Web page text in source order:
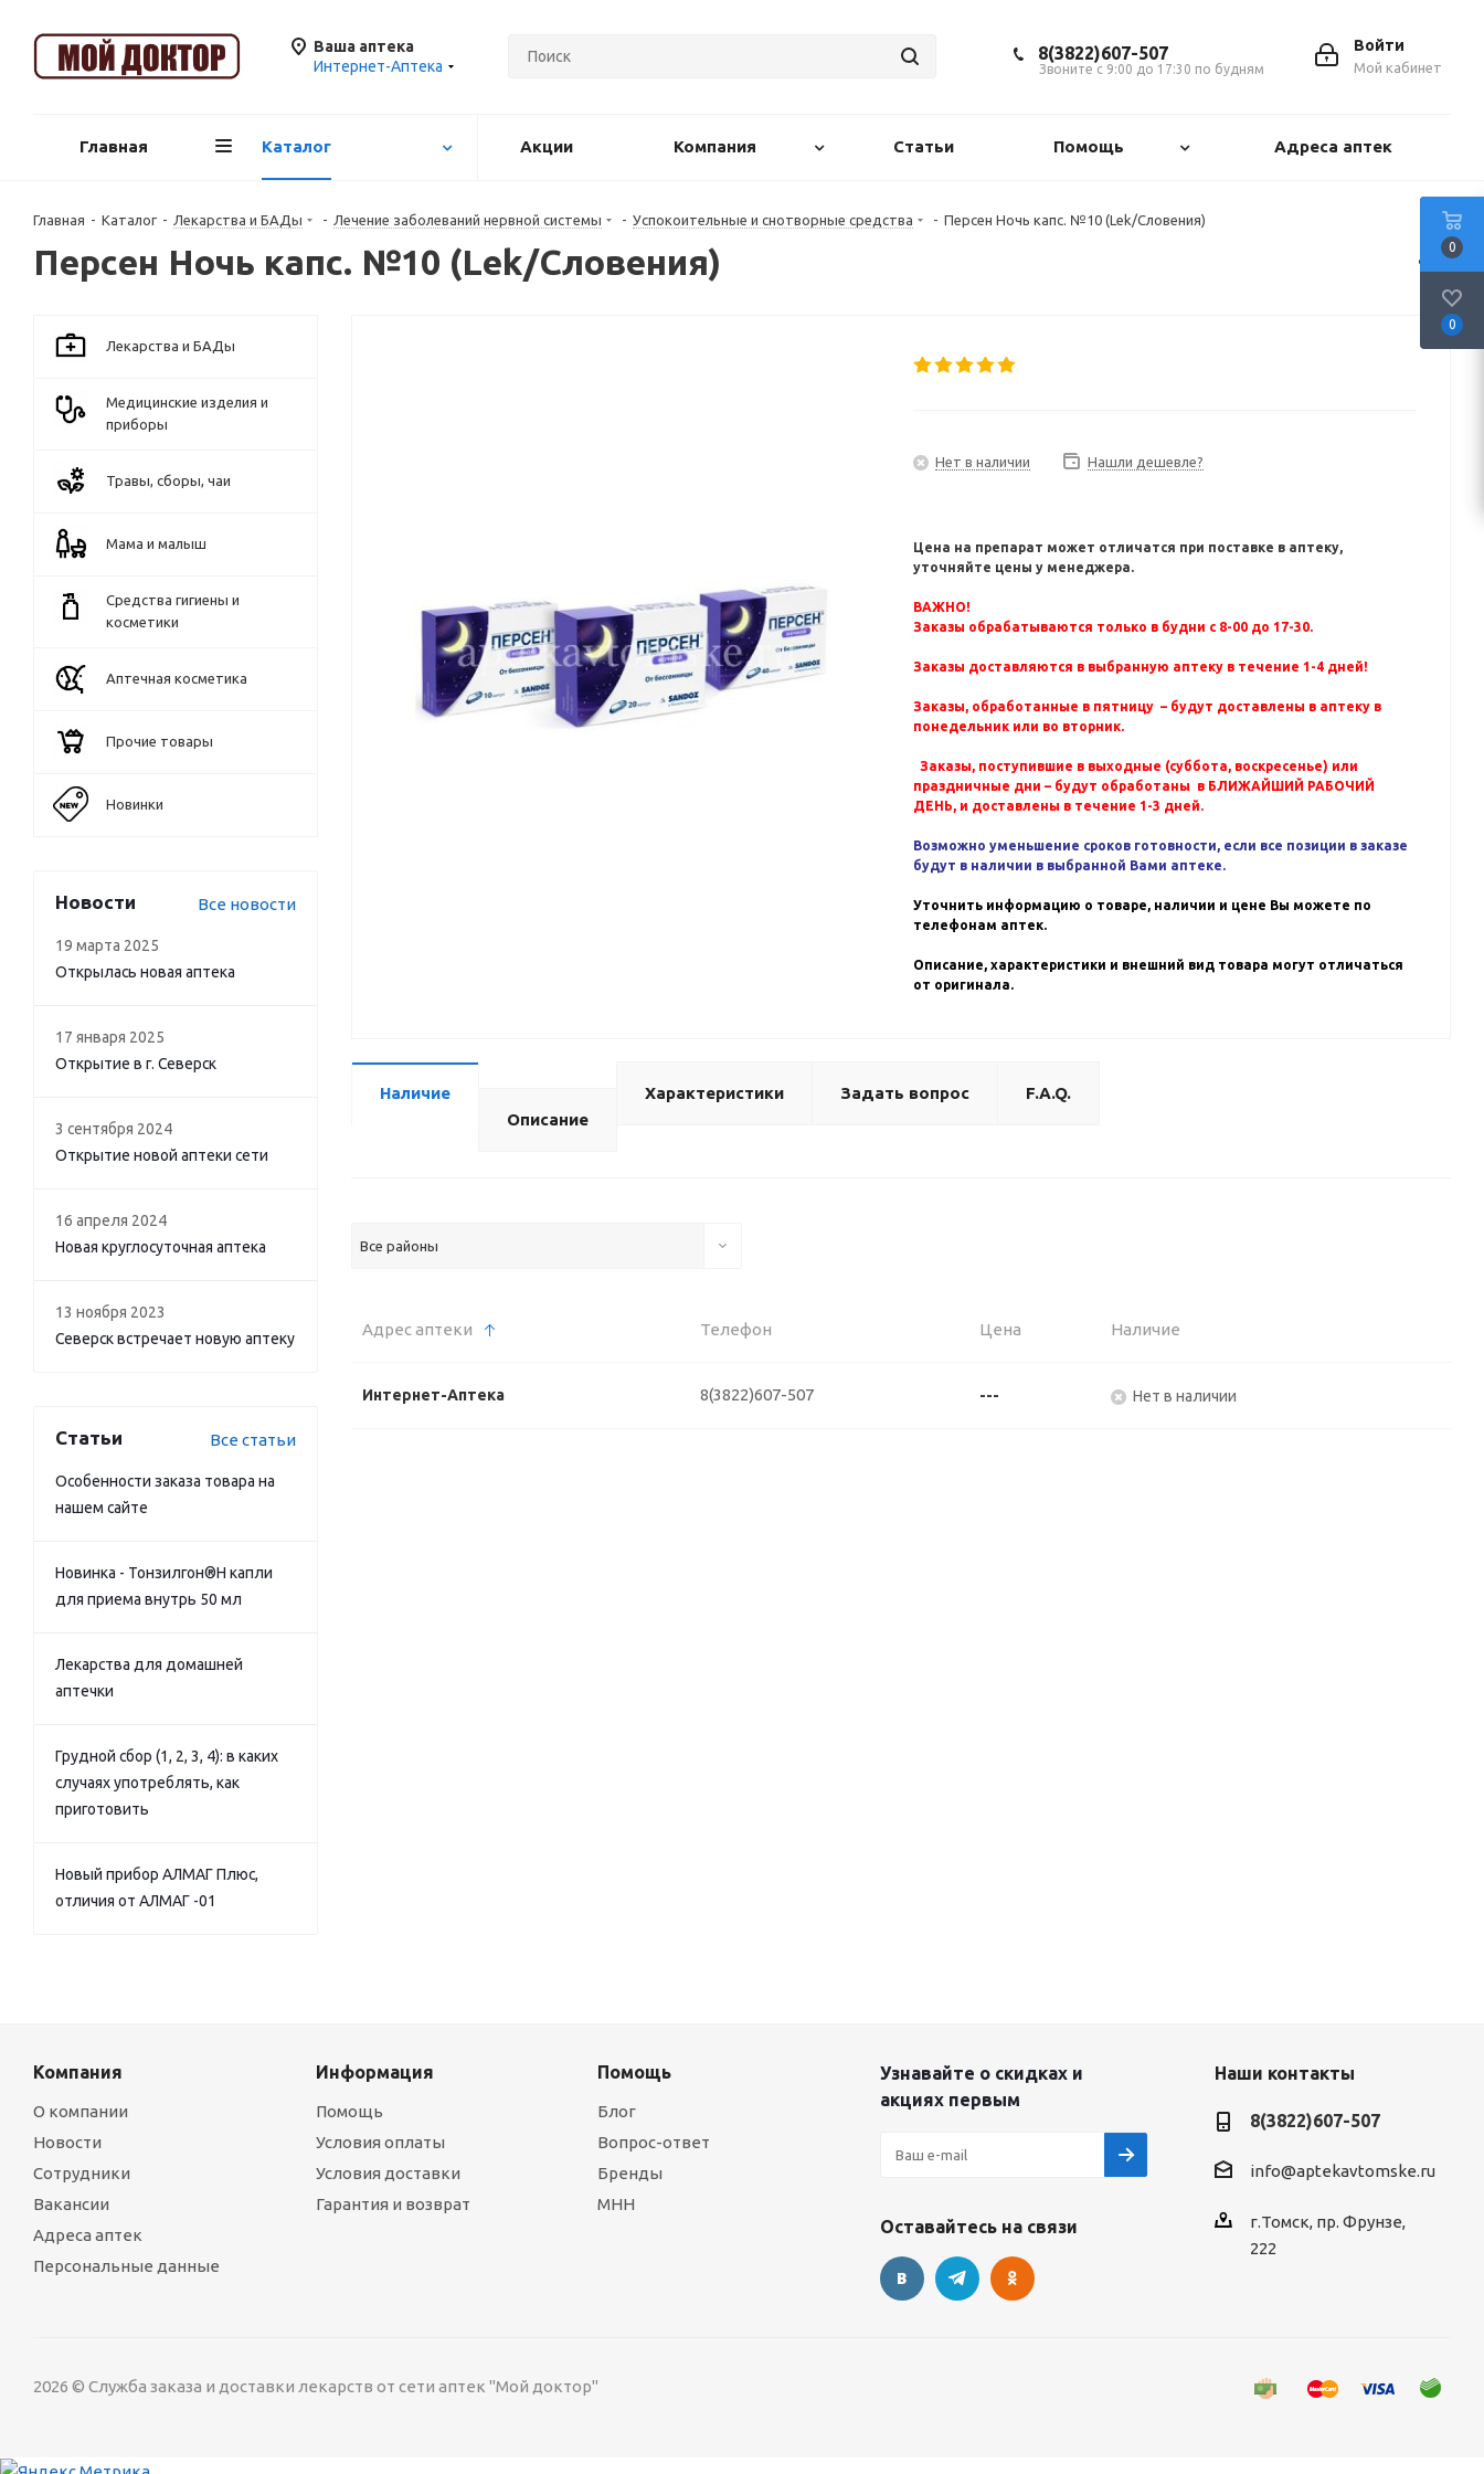
Ваша аптека
Интернет-Аптека
Войти
Мой кабинет
8(3822)607-507
Звоните с 9:00 до 17:30 по будням
Главная Каталог Акции Компания Статьи Помощь Адреса аптек
Главная - Каталог - Лекарства и БАДы - Лечение заболеваний нервной системы - Успокоительные и снотворные средства - Персен Ночь капс. №10 (Lek/Словения)
Персен Ночь капс. №10 (Lek/Словения)
Нет в наличии Нашли дешевле?
Цена на препарат может отличатся при поставке в аптеку,
уточняйте цены у менеджера.
ВАЖНО!
Заказы обрабатываются только в будни с 8-00 до 17-30.
Заказы доставляются в выбранную аптеку в течение 1-4 дней!
Заказы, обработанные в пятницу – будут доставлены в аптеку в
понедельник или во вторник.
Заказы, поступившие в выходные (суббота, воскресенье) или
праздничные дни – будут обработаны в БЛИЖАЙШИЙ РАБОЧИЙ
ДЕНЬ, и доставлены в течение 1-3 дней.
Возможно уменьшение сроков готовности, если все позиции в заказе
будут в наличии в выбранной Вами аптеке.
Уточнить информацию о товаре, наличии и цене Вы можете по
телефонам аптек.
Описание, характеристики и внешний вид товара могут отличаться
от оригинала.
Наличие
Описание
Характеристики Задать вопрос F.A.Q.
Все районы
Адрес аптеки Телефон Цена Наличие
Интернет-Аптека 8(3822)607-507 --- Нет в наличии
Лекарства и БАДы
Медицинские изделия и
приборы
Травы, сборы, чаи
Мама и малыш
Средства гигиены и
косметики
Аптечная косметика
Прочие товары
Новинки
Новости Все новости
19 марта 2025
Открылась новая аптека
17 января 2025
Открытие в г. Северск
3 сентября 2024
Открытие новой аптеки сети
16 апреля 2024
Новая круглосуточная аптека
13 ноября 2023
Северск встречает новую аптеку
Статьи Все статьи
Особенности заказа товара на
нашем сайте
Новинка - Тонзилгон®Н капли
для приема внутрь 50 мл
Лекарства для домашней
аптечки
Грудной сбор (1, 2, 3, 4): в каких
случаях употреблять, как
приготовить
Новый прибор АЛМАГ Плюс,
отличия от АЛМАГ -01
Компания
О компании
Новости
Сотрудники
Вакансии
Адреса аптек
Персональные данные
Информация
Помощь
Условия оплаты
Условия доставки
Гарантия и возврат
Помощь
Блог
Вопрос-ответ
Бренды
МНН
Узнавайте о скидках и
акциях первым
Оставайтесь на связи
Наши контакты
8(3822)607-507
info@aptekavtomske.ru
г.Томск, пр. Фрунзе,
222
2026 © Служба заказа и доставки лекарств от сети аптек "Мой доктор"
0
0